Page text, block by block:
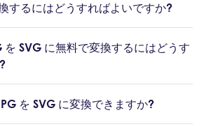
するにはどうすればよいですか?
SVG に無料で変換するにはどうす
を SVG に変換できますか?